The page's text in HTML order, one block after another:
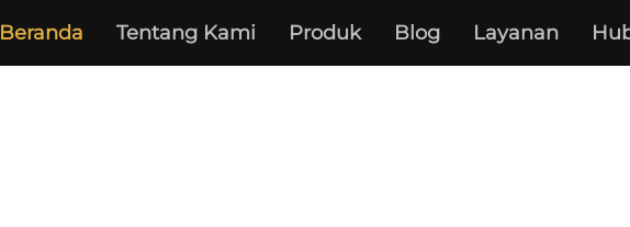
Beranda Tentang Kami Produk Blog Layanan